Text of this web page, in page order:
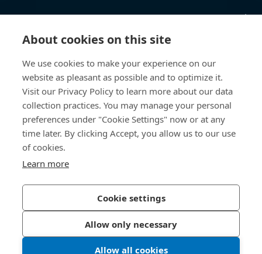
About cookies on this site
We use cookies to make your experience on our
website as pleasant as possible and to optimize it.
Visit our Privacy Policy to learn more about our data
collection practices. You may manage your personal
preferences under "Cookie Settings" now or at any
time later. By clicking Accept, you allow us to our use
of cookies.
Learn more
Cookie settings
Allow only necessary
Allow all cookies
Wissen
Über uns
Bossard Deutschland
Max-Eyth-Str. 14
89186 Illerrieden